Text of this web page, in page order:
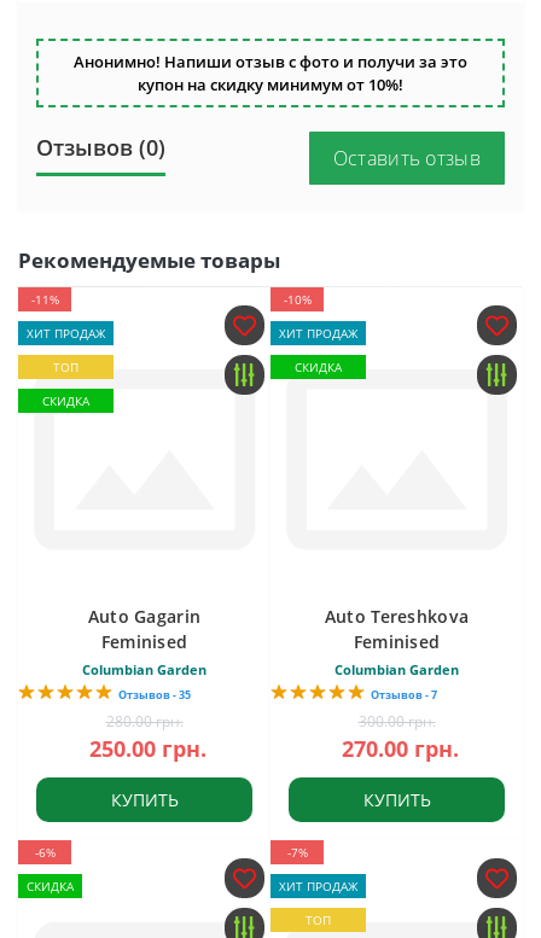
Анонимно! Напиши отзыв с фото и получи за это
купон на скидку минимум от 10%!
Отзывов (0) Оставить отзыв
Рекомендуемые товары
-11%
ХИТ ПРОДАЖ
ТОП
СКИДКА
Auto Gagarin
Feminised
Columbian Garden
Отзывов - 35
280.00 грн.
250.00 грн.
КУПИТЬ
-10%
ХИТ ПРОДАЖ
СКИДКА
Auto Tereshkova
Feminised
Columbian Garden
Отзывов - 7
300.00 грн.
270.00 грн.
КУПИТЬ
-6%
СКИДКА
-7%
ХИТ ПРОДАЖ
ТОП